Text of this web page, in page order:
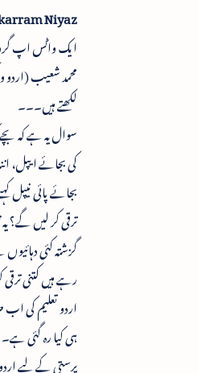
Niyaz
ایک واٹس اپ
محمد شعیب (اردو
لکھتے ہیں۔۔۔
سوال یہ ہے کہ
کی بجائے ایپل،
بجائے پائی نیپل
ترقی کر لیں گے؟
گزشتہ کئی
رہے ہیں کتنی
اردو تعلیم کی
ہی کیا رہ گئی
پرستی کے لیے